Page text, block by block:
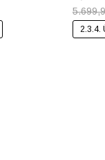
2.3.4.